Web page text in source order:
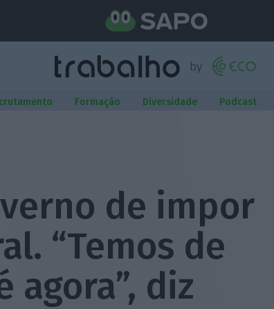
Formação Diversidade Podcast
de impor
“Temos de
agora”, diz